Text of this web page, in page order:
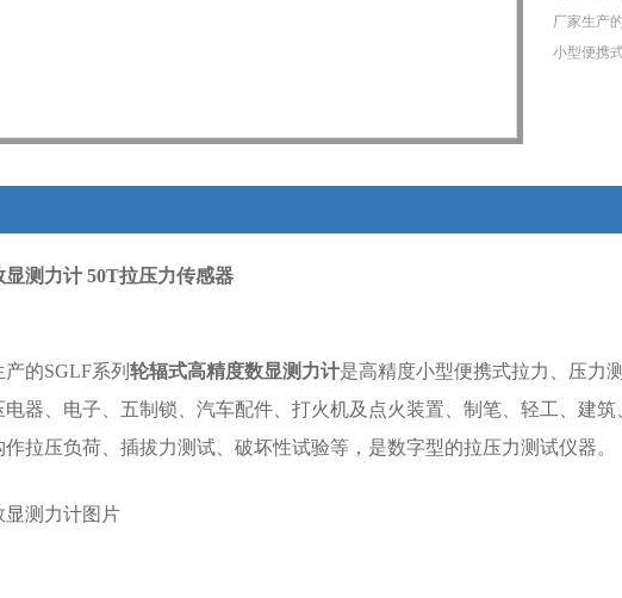
厂家生产
小型便携
测力计 50T拉压力传感器
产的SGLF系列 轮辐式高精度数显测力计是高精度小型便携式拉力、压力
电器、电子、五制锁、汽车配件、打火机及点火装置、制笔、轻工、建
拉压负荷、插拔力测试、破坏性试验等，是数字型的拉压力测试仪器。
显测力计图片